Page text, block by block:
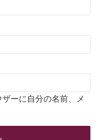
ーに自分の名前、メ